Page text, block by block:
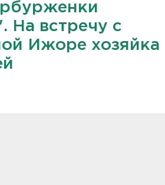
На встречу с
Ижоре хозяйка